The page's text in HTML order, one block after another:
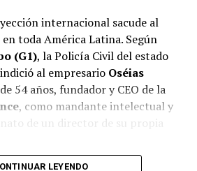
internacional sacude al
toda América Latina. Según
(G1), la Policía Civil del estado
al empresario Oséias
54 años, fundador y CEO de la
, como mandante intelectual y
de un director de su propia
LEYENDO